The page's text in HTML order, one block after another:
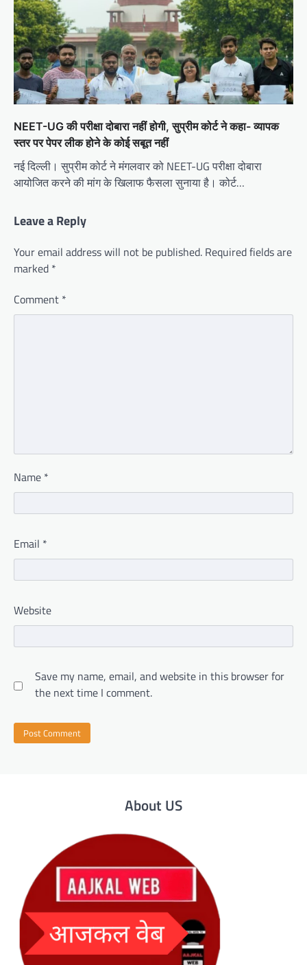
NEET-UG की परीक्षा दोबारा नहीं होगी, सुप्रीम कोर्ट ने कहा- व्यापक
स्तर पर पेपर लीक होने के कोई सबूत नहीं
नई दिल्ली। सुप्रीम कोर्ट ने मंगलवार को NEET-UG परीक्षा दोबारा
आयोजित करने की मांग के खिलाफ फैसला सुनाया है। कोर्ट…
Leave a Reply
Your email address will not be published. Required fields are
marked *
Comment *
Name *
Email *
Website
Save my name, email, and website in this browser for
the next time I comment.
About US